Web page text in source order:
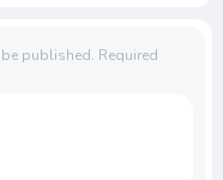
published. Required